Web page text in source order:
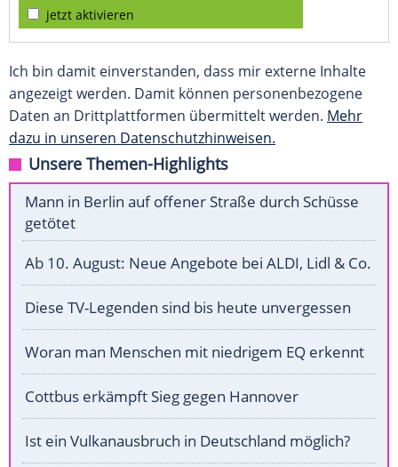
jetzt aktivieren
Ich bin damit einverstanden, dass mir externe Inhalte
angezeigt werden. Damit können personenbezogene
Daten an Drittplattformen übermittelt werden. Mehr
dazu in unseren Datenschutzhinweisen.
Unsere Themen-Highlights
Mann in Berlin auf offener Straße durch Schüsse
getötet
Ab 10. August: Neue Angebote bei ALDI, Lidl & Co.
Diese TV-Legenden sind bis heute unvergessen
Woran man Menschen mit niedrigem EQ erkennt
Cottbus erkämpft Sieg gegen Hannover
Ist ein Vulkanausbruch in Deutschland möglich?